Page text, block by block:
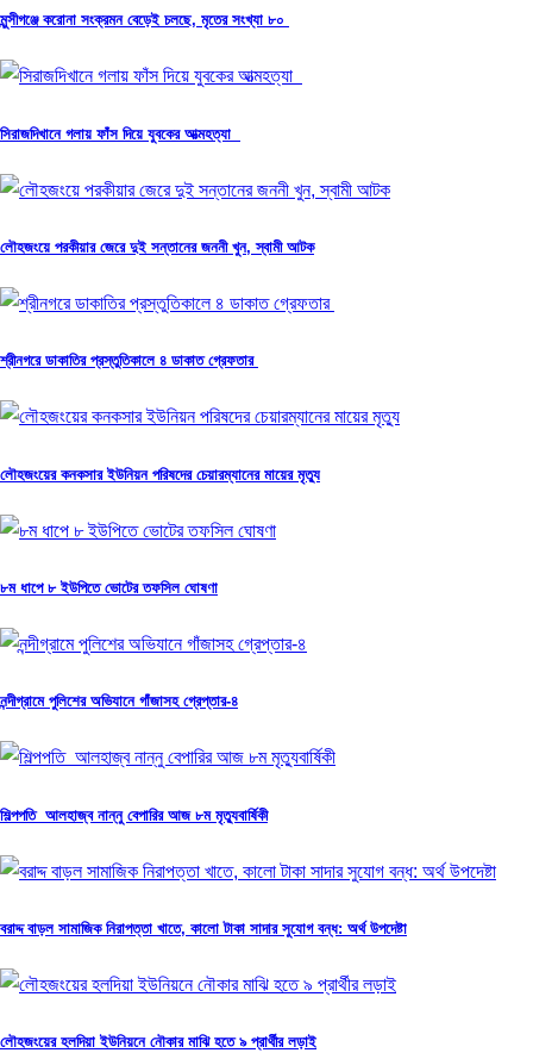
মুন্সীগঞ্জে করোনা সংক্রমন বেড়েই চলছে, মৃতের সংখ্যা ৮০
সিরাজদিখানে গলায় ফাঁস দিয়ে যুবকের আত্মহত্যা
লৌহজংয়ে পরকীয়ার জেরে দুই সন্তানের জননী খুন, স্বামী আটক
শ্রীনগরে ডাকাতির প্রস্তুতিকালে ৪ ডাকাত গ্রেফতার
লৌহজংয়ের কনকসার ইউনিয়ন পরিষদের চেয়ারম্যানের মায়ের মৃত্যু
৮ম ধাপে ৮ ইউপিতে ভোটের তফসিল ঘোষণা
নন্দীগ্রামে পুলিশের অভিযানে গাঁজাসহ গ্রেপ্তার-৪
শিল্পপতি আলহাজ্ব নান্নু বেপারির আজ ৮ম মৃত্যুবার্ষিকী
বরাদ্দ বাড়ল সামাজিক নিরাপত্তা খাতে, কালো টাকা সাদার সুযোগ বন্ধ: অর্থ উপদেষ্টা
লৌহজংয়ের হলদিয়া ইউনিয়নে নৌকার মাঝি হতে ৯ প্রার্থীর লড়াই